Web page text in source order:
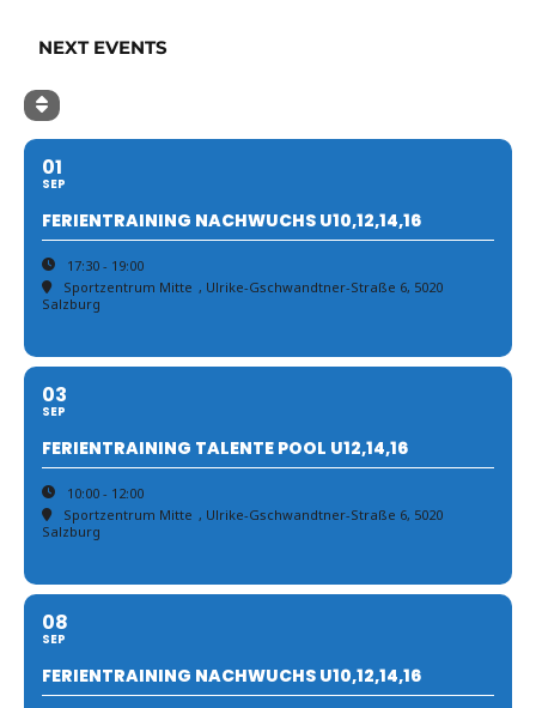
NEXT EVENTS
01
SEP
FERIENTRAINING NACHWUCHS U10,12,14,16
17:30 - 19:00
Sportzentrum Mitte , Ulrike-Gschwandtner-Straße 6, 5020
Salzburg
03
SEP
FERIENTRAINING TALENTE POOL U12,14,16
10:00 - 12:00
Sportzentrum Mitte , Ulrike-Gschwandtner-Straße 6, 5020
Salzburg
08
SEP
FERIENTRAINING NACHWUCHS U10,12,14,16